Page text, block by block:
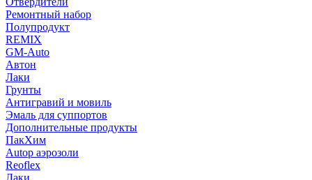
Ремонтный набор
Полупродукт
REMIX
GM-Auto
Автон
Лаки
Грунты
Антигравий и мовиль
Эмаль для суппортов
Дополнительные продукты
ПакХим
Autop аэрозоли
Reoflex
Лаки